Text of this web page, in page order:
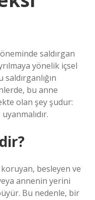
saldırgan
yönelik içsel
bu anne
olan şey şudur:
besleyen ve
annenin yerini
Bu nedenle, bir